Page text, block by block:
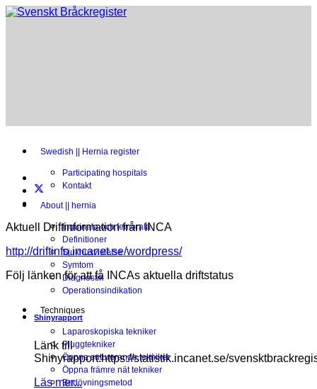
Swedish || Hernia register
Participating hospitals
Kontakt
About || hernia
Inguinala och femorala
Definitioner
Sjukhusvistelse
Symtom
Diagnostik
Operationsindikation
Techniques
Laparoskopiska tekniker
Pluggtekniker
Öppna suturerande tekniker
Öppna främre nät tekniker
Bedövningsmetod
Aktuell Driftinformation från INCA
http://driftinfo.incanet.se/wordpress/
Följ länken för att få INCAs aktuella driftstatus
Shinyrapport
Länk till
Shinyrapport:https://statistik.incanet.se/
Läs mer...